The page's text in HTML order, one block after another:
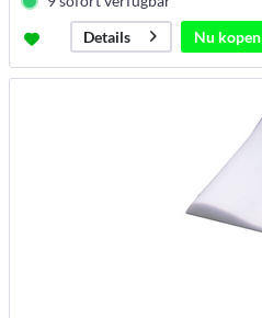
Details
Nu kopen